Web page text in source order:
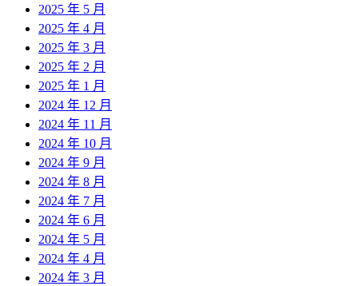
2025 年 5 月
2025 年 4 月
2025 年 3 月
2025 年 2 月
2025 年 1 月
2024 年 12 月
2024 年 11 月
2024 年 10 月
2024 年 9 月
2024 年 8 月
2024 年 7 月
2024 年 6 月
2024 年 5 月
2024 年 4 月
2024 年 3 月